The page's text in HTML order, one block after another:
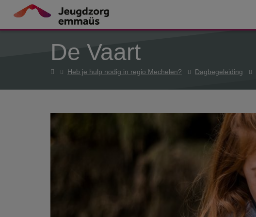
Overslaan en naar de inhoud gaan
De Vaart
HomeHeb je hulp nodig in regio Mechelen? Dagbegeleiding